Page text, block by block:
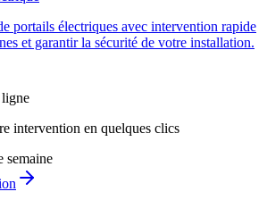
portails électriques avec intervention rapide
et garantir la sécurité de votre installation.
intervention en quelques clics
semaine